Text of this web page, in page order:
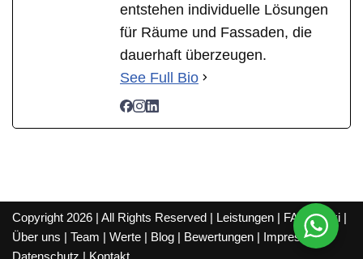
entstehen individuelle Lösungen
für Räume und Fassaden, die
dauerhaft überzeugen.
See Full Bio
Copyright 2026 | All Rights Reserved | Leistungen | FAQ|Wiki |
Über uns | Team | Werte | Blog | Bewertungen | Impressum|
Datenschutz | Kontakt